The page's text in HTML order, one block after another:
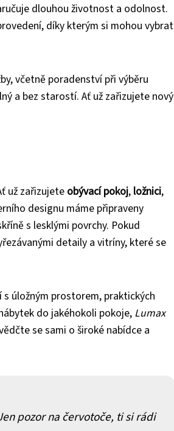
dlouhou životnost a odolnost.
díky kterým si mohou vybrat
včetně poradenství při výběru
a bez starostí. Ať už zařizujete nový
už zařizujete obývací pokoj, ložnici,
designu máme připraveny
s lesklými povrchy. Pokud
detaily a vitríny, které se
úložným prostorem, praktických
do jakéhokoli pokoje,Lumax
se sami o široké nabídce a
pozor na červotoče, ti si rádi